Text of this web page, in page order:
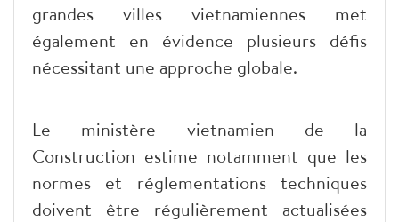
grandes villes vietnamiennes met
également en évidence plusieurs défis
nécessitant une approche globale.
Le ministère vietnamien de la
Construction estime notamment que les
normes et réglementations techniques
doivent être régulièrement actualisées